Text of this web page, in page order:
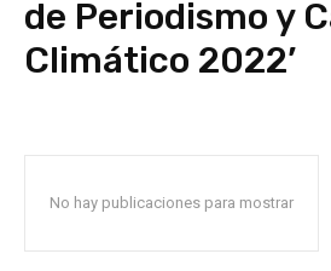
de Periodismo y
Climático 2022’
No hay publicaciones para mostrar